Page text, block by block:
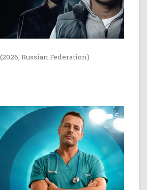
(2026, Russian Federation)
7 5